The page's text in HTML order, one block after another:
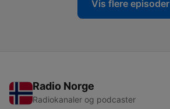
Vis flere episoder
Radio Norge
Radiokanaler og podcaster